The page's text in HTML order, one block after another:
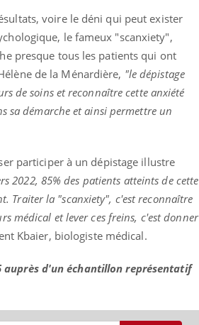
voire le déni qui peut exister
le fameux "scanxiety",
presque tous les patients qui ont
de la Ménardière, "le dépistage
de soins et reconnaître cette anxiété
sa démarche et ainsi permettre un
participer à un dépistage illustre
2022, 85% des patients atteints de cette
Traiter la "scanxiety", c'est reconnaître
médical et lever ces freins, c'est donner
Kbaier, biologiste médical.
auprès d'un échantillon représentatif